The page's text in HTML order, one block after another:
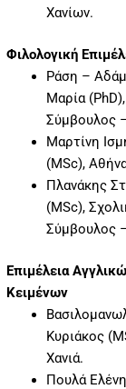
Χανίων.
Φιλολογική
Ράση –
Μαρία
Σύμβουλος
Μαρτίνη
(MSc),
Πλανάκης
(MSc),
Σύμβουλος
Επιμέλεια
Κειμένων
Κυριάκος
Χανιά.
Πουλά